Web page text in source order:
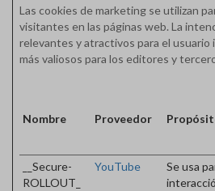
Las cookies de marketing se utilizan
visitantes en las páginas web. La
relevantes y atractivos para el usuario
más valiosos para los editores y
Nombre Proveedor
__Secure-
ROLLOUT_
YouTube
Se usa